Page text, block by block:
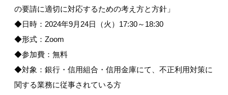
の要請に適切に対応するための考え方と方針」
◆日時：2024年9月24日（火）17:30～18:30
◆形式：Zoom
◆参加費：無料
◆対象：銀行・信用組合・信用金庫にて、不正利用対策に
関する業務に従事されている方